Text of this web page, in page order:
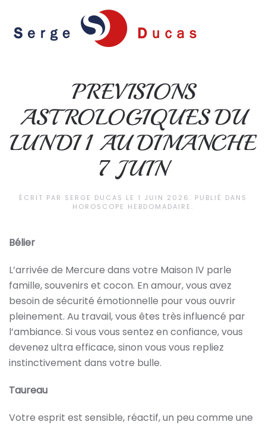
Skip to main content
PREVISIONS
ASTROLOGIQUES DU
LUNDI 1 AU DIMANCHE
7 JUIN
ÉCRIT PAR SERGE DUCAS LE 1 JUIN 2026 . PUBLIÉ DANS
HOROSCOPE HEBDOMADAIRE .
Bélier
L’arrivée de Mercure dans votre Maison IV parle
famille, souvenirs et cocon. En amour, vous avez
besoin de sécurité émotionnelle pour vous ouvrir
pleinement. Au travail, vous êtes très influencé par
l’ambiance. Si vous vous sentez en confiance, vous
devenez ultra efficace, sinon vous vous repliez
instinctivement dans votre bulle.
Taureau
Votre esprit est sensible, réactif, un peu comme une